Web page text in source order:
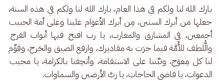
بارك الله لنا ولكم في هذا العام، بارك الله لنا ولكم في هذه السنة،
جعلها من أبرك السنين، مِن أبرك الأعوام علينا وعلى أمة الحبيب
أجمعين، في المشارق والمغارب، يا رب افتح فيها أبواب الفرج
والُّلطف للأُمَّة فيما جرَت به مقاديرك، وارفع الضيق والحَرج، وقوِّم
لنا كل مِعوَج، وثبِّتنا على الاستقامة، وأتحِفنا بالكرامة، يا مجيب
الدعوات، يا قاضي الحاجات، يا ربَّ الأرضين والسماوات.